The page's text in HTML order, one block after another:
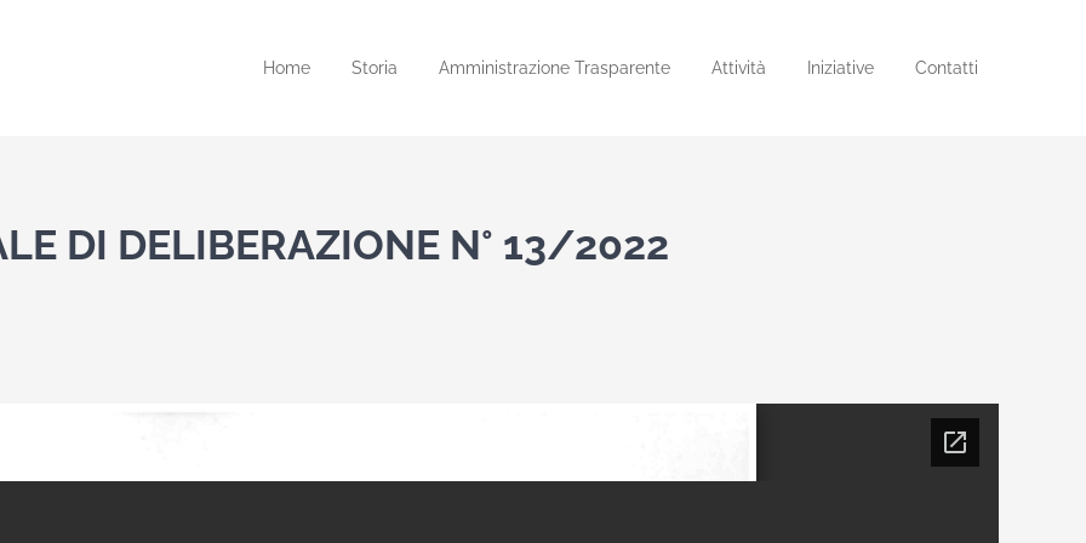
Home Storia Amministrazione Trasparente Attività Iniziative Contatti
DI DELIBERAZIONE N° 13/2022